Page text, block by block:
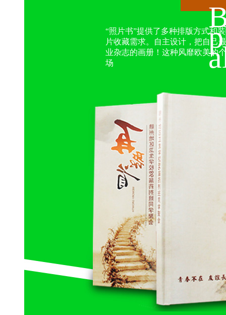
“照片书”提供了多种排版方式和
片收藏需求。自主设计，把自己
业杂志的画册！这种风靡欧美的
场